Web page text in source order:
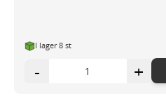
I lager 8 st
- +